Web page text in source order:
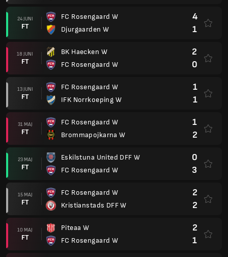
24 JUNI
FT
FC Rosengaard W
Djurgaarden W
4
1
18 JUNI
FT
BK Haecken W
FC Rosengaard W
2
0
13 JUNI
FT
FC Rosengaard W
IFK Norrkoeping W
1
1
31 MAJ
FT
FC Rosengaard W
Brommapojkarna W
1
2
23 MAJ
FT
Eskilstuna United DFF W
FC Rosengaard W
0
3
15 MAJ
FT
FC Rosengaard W
Kristianstads DFF W
2
2
10 MAJ
FT
Piteaa W
FC Rosengaard W
2
1